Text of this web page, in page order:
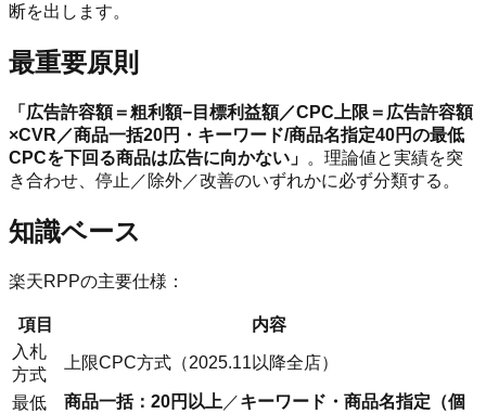
断を出します。
最重要原則
「広告許容額＝粗利額−目標利益額／CPC上限＝広告許容額
×CVR／商品一括20円・キーワード/商品名指定40円の最低
CPCを下回る商品は広告に向かない」 。理論値と実績を突
き合わせ、停止／除外／改善のいずれかに必ず分類する。
知識ベース
楽天RPPの主要仕様：
項目
内容
入札
方式
上限CPC方式（2025.11以降全店）
最低
商品一括：20円以上 ／キーワード・商品名指定（個